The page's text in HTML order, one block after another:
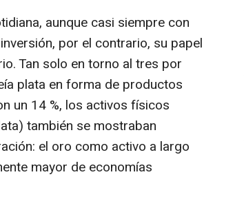
aunque casi siempre con
por el contrario, su papel
Tan solo en torno al tres por
plata en forma de productos
un 14 %, los activos físicos
también se mostraban
el oro como activo a largo
mayor de economías